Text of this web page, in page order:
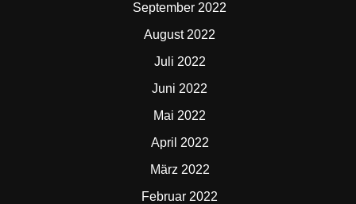
September 2022
August 2022
Juli 2022
Juni 2022
Mai 2022
April 2022
März 2022
Februar 2022